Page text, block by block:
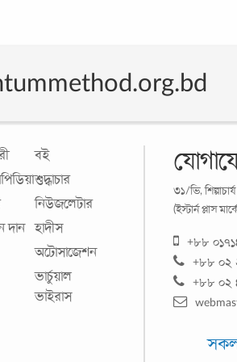
এক
গত
দান
বই
শুদ্ধাচার
নিউজলেটার
হাদীস
অটোসাজেশন
ভার্চুয়াল
ভাইরাস
৩১/ভি,
(ইস্টার্ন প্লাস
+৮৮
+৮৮ ০২
+৮৮ ০২
সকল